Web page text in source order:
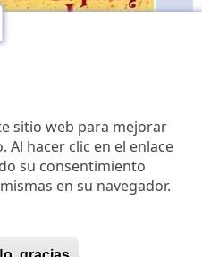
y de
Jaime I
sitio web para mejorar
Al hacer clic en el enlace
su consentimiento
en su navegador.